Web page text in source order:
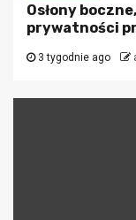
Osłony
prywatności
3 tygodnie ago